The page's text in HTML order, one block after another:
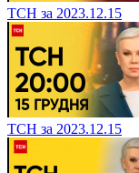
ТСН за 2023.12.15
ТСН за 2023.12.15